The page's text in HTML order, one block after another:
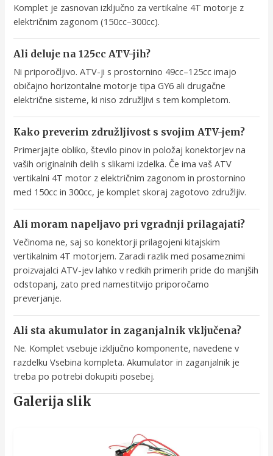
Komplet je zasnovan izključno za vertikalne 4T motorje z
električnim zagonom (150cc–300cc).
Ali deluje na 125cc ATV-jih?
Ni priporočljivo. ATV-ji s prostornino 49cc–125cc imajo
običajno horizontalne motorje tipa GY6 ali drugačne
električne sisteme, ki niso združljivi s tem kompletom.
Kako preverim združljivost s svojim ATV-jem?
Primerjajte obliko, število pinov in položaj konektorjev na
vaših originalnih delih s slikami izdelka. Če ima vaš ATV
vertikalni 4T motor z električnim zagonom in prostornino
med 150cc in 300cc, je komplet skoraj zagotovo združljiv.
Ali moram napeljavo pri vgradnji prilagajati?
Večinoma ne, saj so konektorji prilagojeni kitajskim
vertikalnim 4T motorjem. Zaradi razlik med posameznimi
proizvajalci ATV-jev lahko v redkih primerih pride do manjših
odstopanj, zato pred namestitvijo priporočamo
preverjanje.
Ali sta akumulator in zaganjalnik vključena?
Ne. Komplet vsebuje izključno komponente, navedene v
razdelku Vsebina kompleta. Akumulator in zaganjalnik je
treba po potrebi dokupiti posebej.
Galerija slik